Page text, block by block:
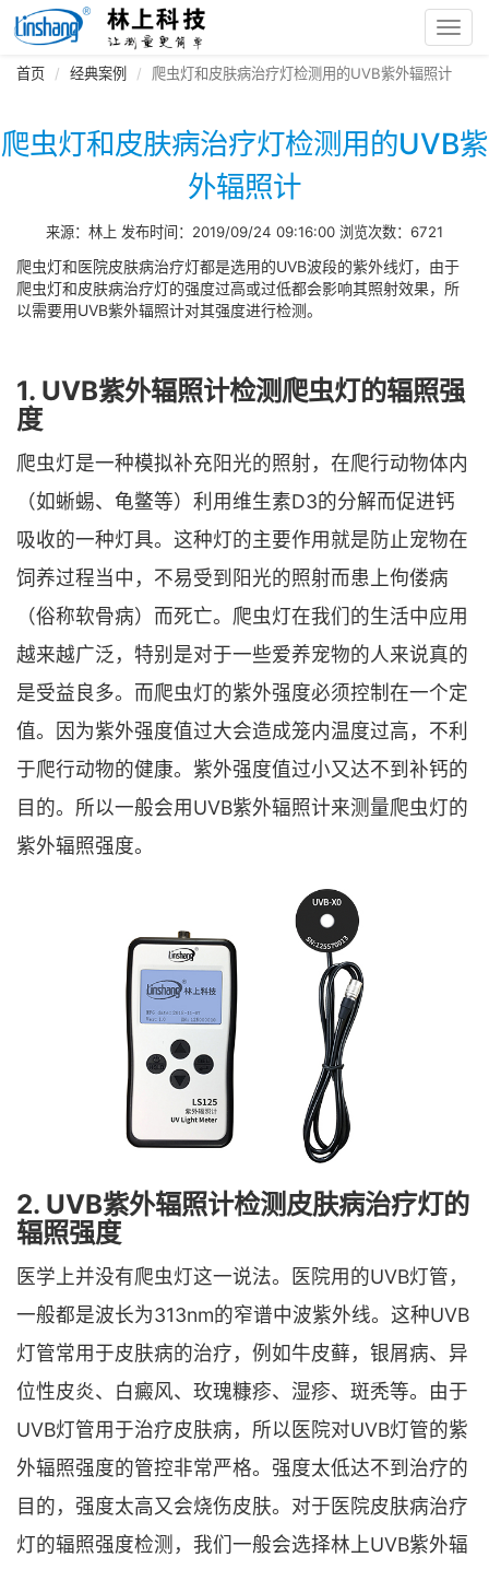
首页 经典案例 爬虫灯和皮肤病治疗灯检测用的UVB紫外辐照计
爬虫灯和皮肤病治疗灯检测用的UVB紫
外辐照计
来源：林上 发布时间：2019/09/24 09:16:00 浏览次数：6721
爬虫灯和医院皮肤病治疗灯都是选用的UVB波段的紫外线灯，由于
爬虫灯和皮肤病治疗灯的强度过高或过低都会影响其照射效果，所
以需要用UVB紫外辐照计对其强度进行检测。
1. UVB紫外辐照计检测爬虫灯的辐照强
度
爬虫灯是一种模拟补充阳光的照射，在爬行动物体内
（如蜥蜴、龟鳖等）利用维生素D3的分解而促进钙
吸收的一种灯具。这种灯的主要作用就是防止宠物在
饲养过程当中，不易受到阳光的照射而患上佝偻病
（俗称软骨病）而死亡。爬虫灯在我们的生活中应用
越来越广泛，特别是对于一些爱养宠物的人来说真的
是受益良多。而爬虫灯的紫外强度必须控制在一个定
值。因为紫外强度值过大会造成笼内温度过高，不利
于爬行动物的健康。紫外强度值过小又达不到补钙的
目的。所以一般会用UVB紫外辐照计来测量爬虫灯的
紫外辐照强度。
2. UVB紫外辐照计检测皮肤病治疗灯的
辐照强度
医学上并没有爬虫灯这一说法。医院用的UVB灯管，
一般都是波长为313nm的窄谱中波紫外线。这种UVB
灯管常用于皮肤病的治疗，例如牛皮藓，银屑病、异
位性皮炎、白癜风、玫瑰糠疹、湿疹、斑秃等。由于
UVB灯管用于治疗皮肤病，所以医院对UVB灯管的紫
外辐照强度的管控非常严格。强度太低达不到治疗的
目的，强度太高又会烧伤皮肤。对于医院皮肤病治疗
灯的辐照强度检测，我们一般会选择林上UVB紫外辐